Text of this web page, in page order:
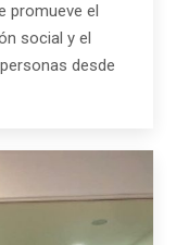
promueve el
social y el
desde